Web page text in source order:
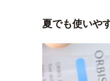
夏でも使いや